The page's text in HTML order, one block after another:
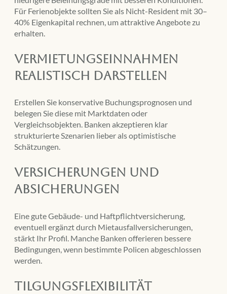
Für Ferienobjekte sollten Sie als Nicht-Resident mit 30–
40% Eigenkapital rechnen, um attraktive Angebote zu
erhalten.
Vermietungseinnahmen
realistisch darstellen
Erstellen Sie konservative Buchungsprognosen und
belegen Sie diese mit Marktdaten oder
Vergleichsobjekten. Banken akzeptieren klar
strukturierte Szenarien lieber als optimistische
Schätzungen.
Versicherungen und
Absicherungen
Eine gute Gebäude- und Haftpflichtversicherung,
eventuell ergänzt durch Mietausfallversicherungen,
stärkt Ihr Profil. Manche Banken offerieren bessere
Bedingungen, wenn bestimmte Policen abgeschlossen
werden.
Tilgungsflexibilität